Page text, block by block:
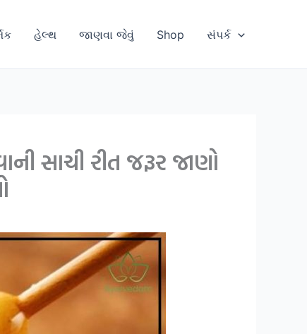
હેલ્થ જાણવા જેવું Shop સંપર્ક
સાચી રીત જરૂર જાણો